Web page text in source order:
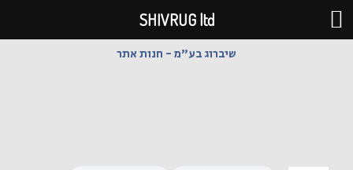
דילוג
לתוכן
שיברוג בע"מ - חנות אתר
SHIVRUG ltd